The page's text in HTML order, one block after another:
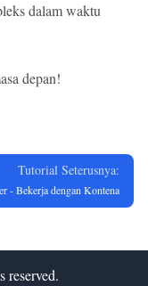
dalam waktu
depan!
Tutorial Seterusnya:
- Bekerja dengan Kontena
reserved.